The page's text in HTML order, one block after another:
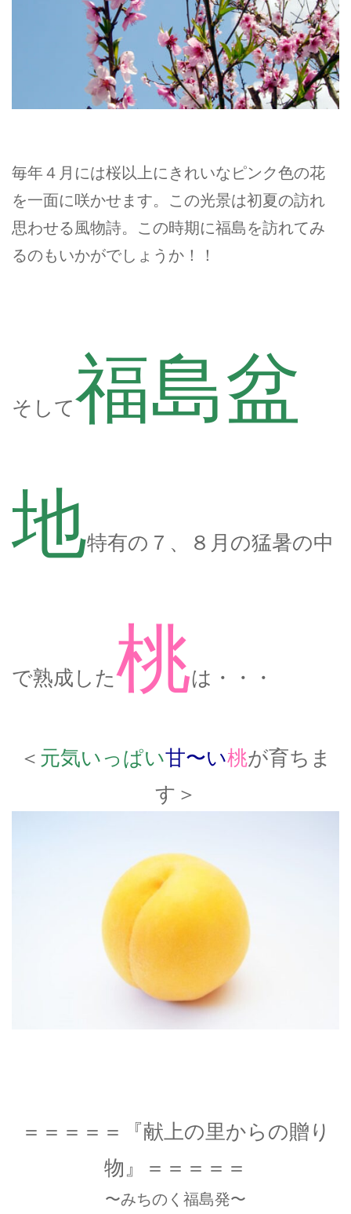
毎年４月には桜以上にきれいなピンク色の花
を一面に咲かせます。この光景は初夏の訪れ
思わせる風物詩。この時期に福島を訪れてみ
るのもいかがでしょうか！！
そして福島盆
地特有の７、８月の猛暑の中
で熟成した桃は・・・
＜元気いっぱい甘〜い桃が育ちま
す＞
＝＝＝＝＝『献上の里からの贈り
物』＝＝＝＝＝
〜みちのく福島発〜